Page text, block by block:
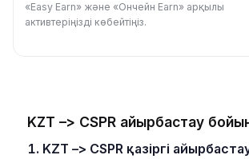
«Easy Earn» және «Ончейн Earn» арқылы
активтеріңізді көбейтіңіз.
KZT –> CSPR айырбастау
1. KZT –> CSPR қазіргі айырбастау бағамы